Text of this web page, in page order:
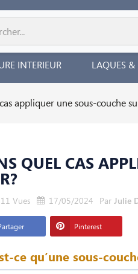
INTERIEUR LAQUES &
appliquer une sous-couche
QUEL CAS
Vues 17/05/2024 Par Julie
Pinterest
ce qu’une sous-